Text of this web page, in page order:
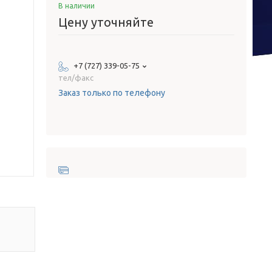
В наличии
Цену уточняйте
+7 (727) 339-05-75
тел/факс
Заказ только по телефону